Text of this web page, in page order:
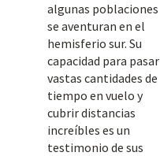
algunas poblaciones
se aventuran en el
hemisferio sur. Su
capacidad para pasar
vastas cantidades de
tiempo en vuelo y
cubrir distancias
increíbles es un
testimonio de sus